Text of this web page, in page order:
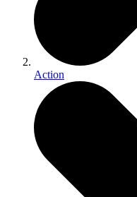
Action